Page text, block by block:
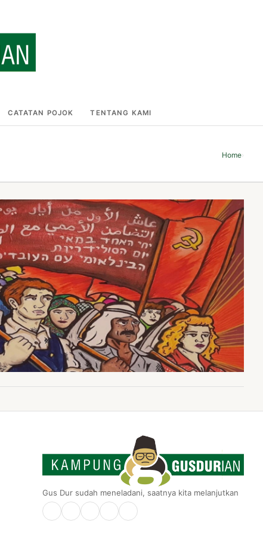
CATATAN POJOK TENTANG KAMI
Home›
Gus Dur sudah meneladani, saatnya kita melanjutkan